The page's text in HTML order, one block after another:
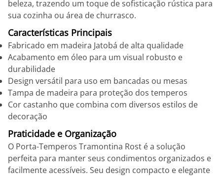
beleza, trazendo um toque de sofisticação rústica para
sua cozinha ou área de churrasco.
Características Principais
Fabricado em madeira Jatobá de alta qualidade
Acabamento em óleo para um visual robusto e
durabilidade
Design versátil para uso em bancadas ou mesas
Tampa de madeira para proteção dos temperos
Cor castanho que combina com diversos estilos de
decoração
Praticidade e Organização
O Porta-Temperos Tramontina Rost é a solução
perfeita para manter seus condimentos organizados e
facilmente acessíveis. Seu design compacto e elegante